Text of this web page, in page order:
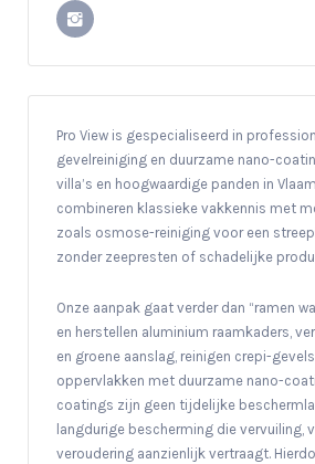
Pro View is gespecialiseerd in
gevelreiniging en duurzame nano-
villa’s en hoogwaardige panden in
combineren klassieke vakkennis met
zoals osmose-reiniging voor een
zonder zeepresten of schadelijke
Onze aanpak gaat verder dan “ramen
en herstellen aluminium raamkaders,
en groene aanslag, reinigen crepi-
oppervlakken met duurzame nano-
coatings zijn geen tijdelijke
langdurige bescherming die vervuiling,
veroudering aanzienlijk vertraagt.